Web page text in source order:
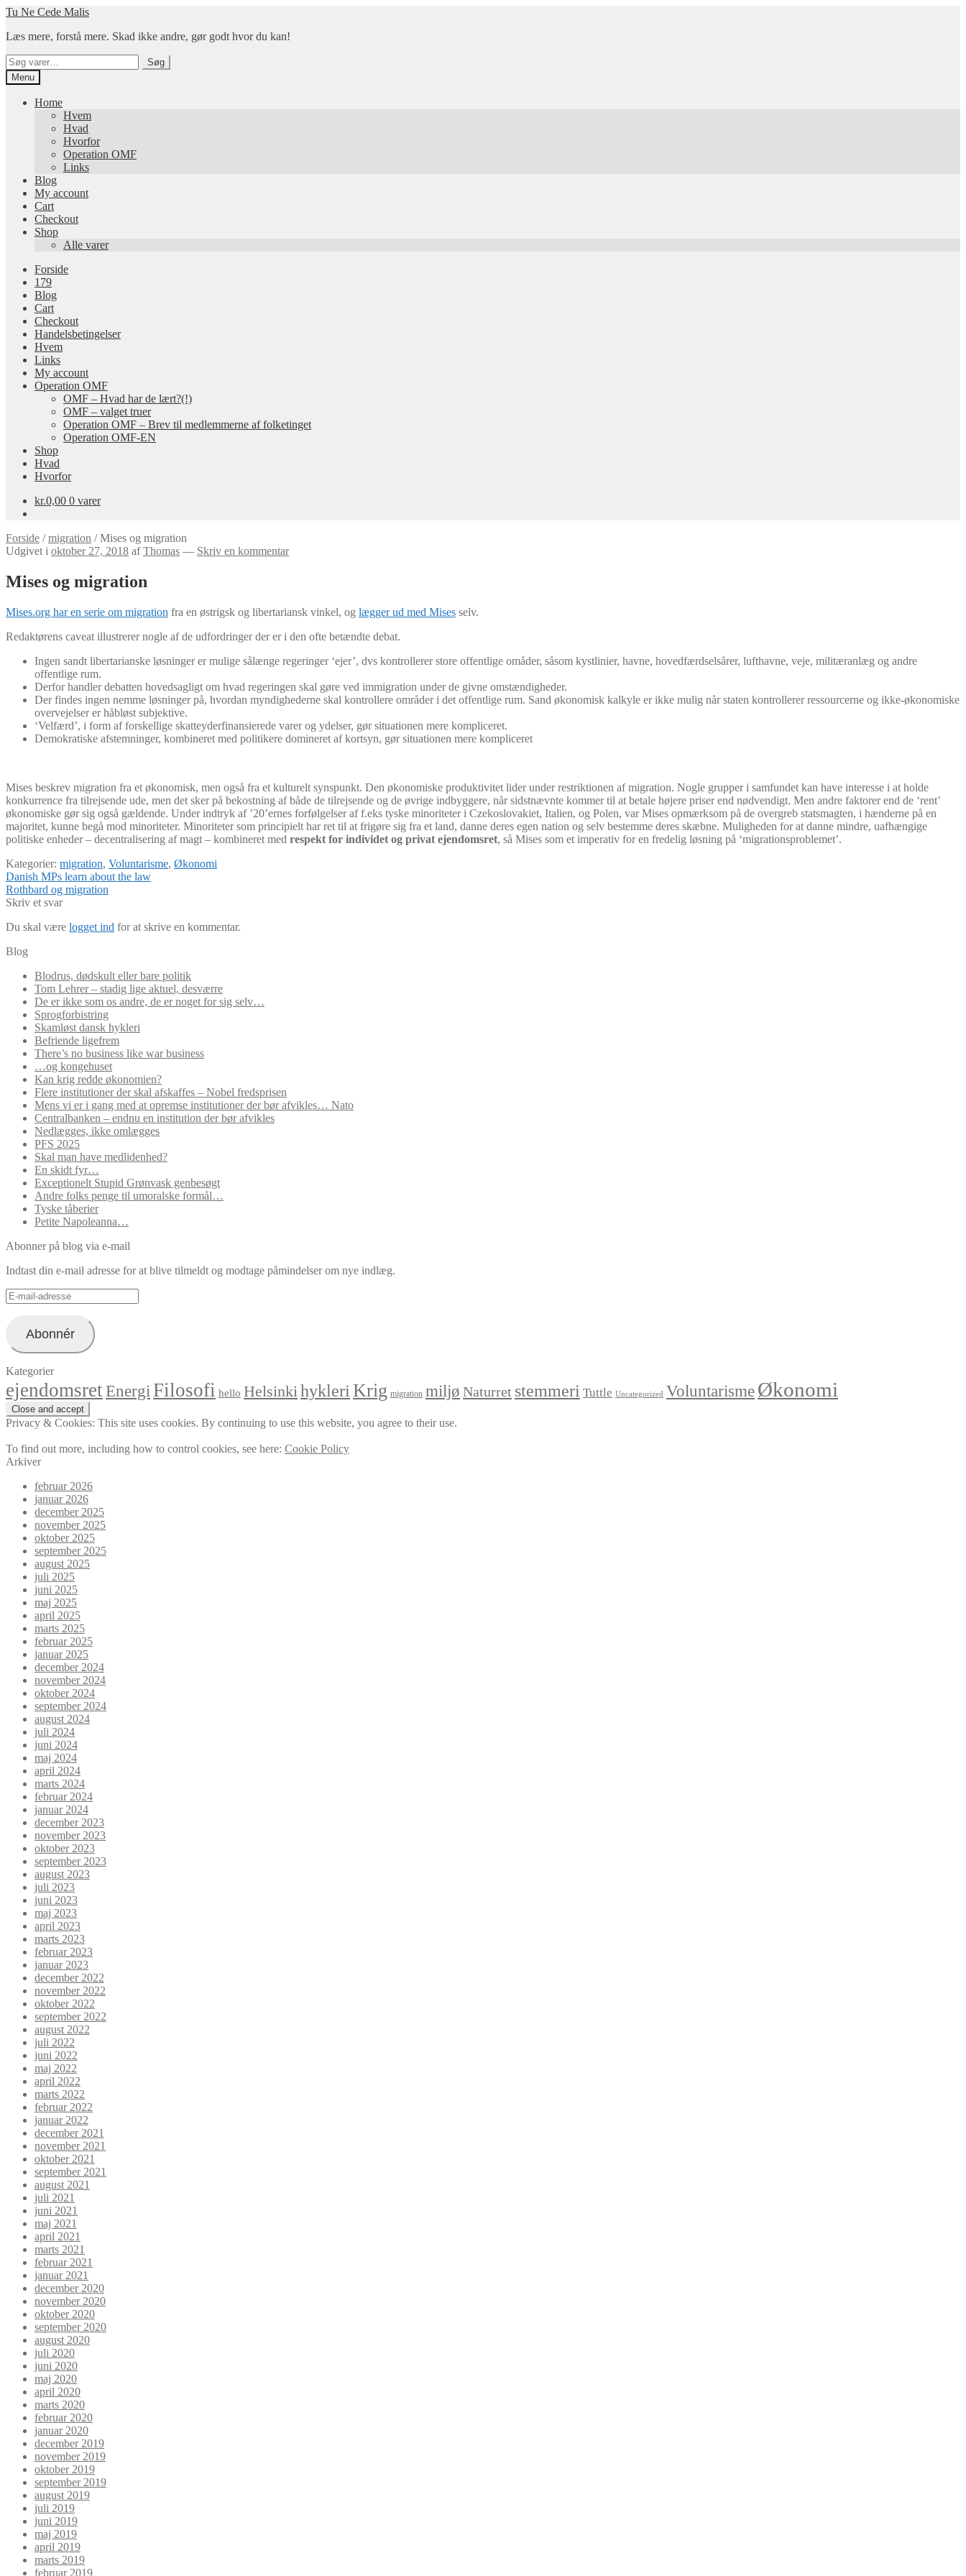
Spring
navigation
Spring
indhold
Tu Ne Cede Malis
Læs mere, forstå mere. Skad ikke andre, gør godt hvor du kan!
Søg
efter:
Søg
Menu
Home
Hvem
Hvad
Hvorfor
Operation OMF
Links
Blog
My account
Cart
Checkout
Shop
Alle varer
Forside
179
Blog
Cart
Checkout
Handelsbetingelser
Hvem
Links
My account
Operation OMF
OMF – Hvad har de lært?(!)
OMF – valget truer
Operation OMF – Brev til medlemmerne af folketinget
Operation OMF-EN
Shop
Hvad
Hvorfor
kr.0,00 0 varer
Forside /migration /Mises og migration
Udgivet i oktober 27, 2018 afThomas — Skriv en kommentar
Mises og migration
Mises.org har en serie om migration fra en østrigsk og libertariansk vinkel, og lægger ud med Mises selv.
Redaktørens caveat illustrerer nogle af de udfordringer der er i den ofte betændte debat.
Ingen sandt libertarianske løsninger er mulige sålænge regeringer ‘ejer’, dvs kontrollerer store offentlige omåder, såsom kystlinier, havne, hovedfærdselsårer, lufthavne, veje, militæranlæg og andre
offentlige rum.
Derfor handler debatten hovedsagligt om hvad regeringen skal gøre ved immigration under de givne omstændigheder.
Der findes ingen nemme løsninger på, hvordan myndighederne skal kontrollere områder i det offentlige rum. Sand økonomisk kalkyle er ikke mulig når staten kontrollerer ressourcerne og ikke-økonomiske
overvejelser er håbløst subjektive.
‘Velfærd’, i form af forskellige skatteyderfinansierede varer og ydelser, gør situationen mere kompliceret.
Demokratiske afstemninger, kombineret med politikere domineret af kortsyn, gør situationen mere kompliceret
Mises beskrev migration fra et økonomisk, men også fra et kulturelt synspunkt. Den økonomiske produktivitet lider under restriktionen af migration. Nogle grupper i samfundet kan have interesse i at holde
konkurrence fra tilrejsende ude, men det sker på bekostning af både de tilrejsende og de øvrige indbyggere, når sidstnævnte kommer til at betale højere priser end nødvendigt. Men andre faktorer end de ‘rent’
økonomiske gør sig også gældende. Under indtryk af ’20’ernes forfølgelser af f.eks tyske minoriteter i Czekoslovakiet, Italien, og Polen, var Mises opmærksom på de overgreb statsmagten, i hænderne på en
majoritet, kunne begå mod minoriteter. Minoriteter som principielt har ret til at frigøre sig fra et land, danne deres egen nation og selv bestemme deres skæbne. Muligheden for at danne mindre, uafhængige
politiske enheder – decentralisering af magt – kombineret med respekt for individet og privat ejendomsret, så Mises som et imperativ for en fredelig løsning på ‘migrationsproblemet’.
Kategorier: migration, Voluntarisme, Økonomi
Indlægsnavigation
Forrige
indlæg:
Danish MPs learn about the law
Næste
indlæg:
Rothbard og migration
Skriv et svar
Du skal være logget ind for at skrive en kommentar.
Blog
Blodrus, dødskult eller bare politik
Tom Lehrer – stadig lige aktuel, desværre
De er ikke som os andre, de er noget for sig selv…
Sprogforbistring
Skamløst dansk hykleri
Befriende ligefrem
There’s no business like war business
…og kongehuset
Kan krig redde økonomien?
Flere institutioner der skal afskaffes – Nobel fredsprisen
Mens vi er i gang med at opremse institutioner der bør afvikles… Nato
Centralbanken – endnu en institution der bør afvikles
Nedlægges, ikke omlægges
PFS 2025
Skal man have medlidenhed?
En skidt fyr…
Exceptionelt Stupid Grønvask genbesøgt
Andre folks penge til umoralske formål…
Tyske tåberier
Petite Napoleanna…
Abonner på blog via e-mail
Indtast din e-mail adresse for at blive tilmeldt og modtage påmindelser om nye indlæg.
E-
mail-
Abonnér
Kategorier
ejendomsretEnergi Filosofi hello Helsinki hykleri Krig migration miljø Naturret stemmeri Tuttle Uncategorized VoluntarismeØkonomi
Privacy & Cookies: This site uses cookies. By continuing to use this website, you agree to their use.
To find out more, including how to control cookies, see here: Cookie Policy
Arkiver
februar 2026
januar 2026
december 2025
november 2025
oktober 2025
september 2025
august 2025
juli 2025
juni 2025
maj 2025
april 2025
marts 2025
februar 2025
januar 2025
december 2024
november 2024
oktober 2024
september 2024
august 2024
juli 2024
juni 2024
maj 2024
april 2024
marts 2024
februar 2024
januar 2024
december 2023
november 2023
oktober 2023
september 2023
august 2023
juli 2023
juni 2023
maj 2023
april 2023
marts 2023
februar 2023
januar 2023
december 2022
november 2022
oktober 2022
september 2022
august 2022
juli 2022
juni 2022
maj 2022
april 2022
marts 2022
februar 2022
januar 2022
december 2021
november 2021
oktober 2021
september 2021
august 2021
juli 2021
juni 2021
maj 2021
april 2021
marts 2021
februar 2021
januar 2021
december 2020
november 2020
oktober 2020
september 2020
august 2020
juli 2020
juni 2020
maj 2020
april 2020
marts 2020
februar 2020
januar 2020
december 2019
november 2019
oktober 2019
september 2019
august 2019
juli 2019
juni 2019
maj 2019
april 2019
marts 2019
februar 2019